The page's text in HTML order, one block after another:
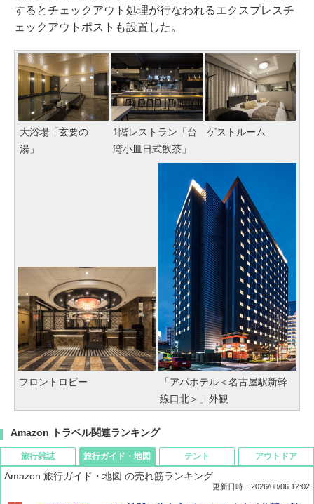
するとチェックアウト処理が行なわれるエクスプレスチ
ェックアウトポストも設置した。
大浴場「玄要の
湯」
1階レストラン「台
湾小皿日式飲茶」
ゲストルーム
フロントロビー
「アパホテル＜名古屋駅新幹
線口北＞」外観
Amazon トラベル関連ランキング
旅行雑誌 旅行ガイド・地図
Amazon 旅行ガイド・地図 の売れ筋ランキング
更新日時：2026/08/06 12:02
テント アウトドア